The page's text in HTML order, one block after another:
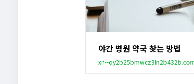
야간 병원 약국 찾는 방법
xn--